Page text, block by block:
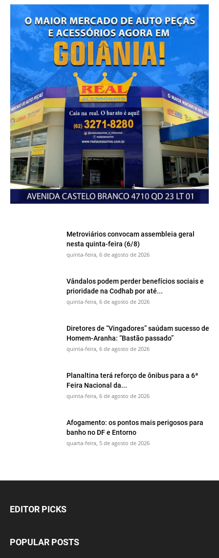
Metroviários convocam assembleia geral
nesta quinta-feira (6/8)
quinta-feira, 6 de agosto de 2026
Vândalos podem perder benefícios sociais e
prioridade na Codhab por até...
quinta-feira, 6 de agosto de 2026
Diretores de “Vingadores” saúdam sucesso de
Homem-Aranha: “Bastão passado”
quinta-feira, 6 de agosto de 2026
Planaltina terá reforço de ônibus para a 6ª
Feira Nacional da...
quinta-feira, 6 de agosto de 2026
Afogamento: os pontos mais perigosos para
banho no DF e Entorno
quarta-feira, 5 de agosto de 2026
EDITOR PICKS
POPULAR POSTS